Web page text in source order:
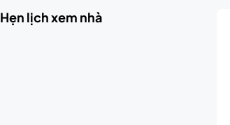
Hẹn lịch xem nhà